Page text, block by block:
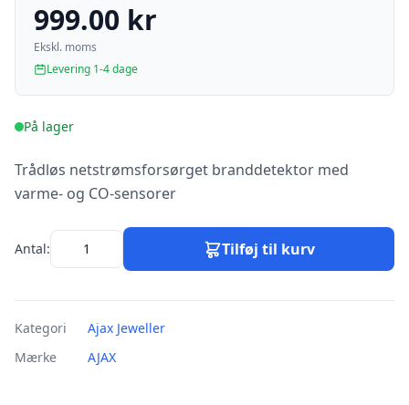
999.00 kr
Ekskl. moms
Levering 1-4 dage
På lager
Trådløs netstrømsforsørget branddetektor med
varme- og CO-sensorer
Antal: Tilføj til kurv
Kategori
Ajax Jeweller
Mærke
AJAX